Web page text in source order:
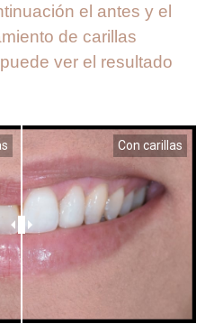
el antes y el
de carillas
ver el resultado
Con carillas